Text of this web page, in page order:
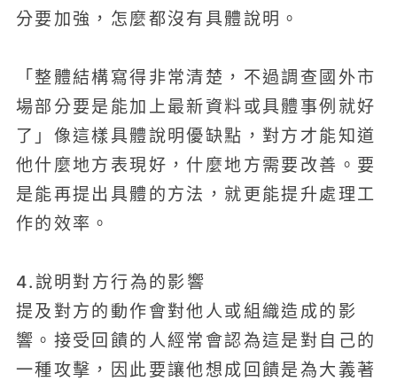
分要加強，怎麼都沒有具體說明。
「整體結構寫得非常清楚，不過調查國外市
場部分要是能加上最新資料或具體事例就好
了」像這樣具體說明優缺點，對方才能知道
他什麼地方表現好，什麼地方需要改善。要
是能再提出具體的方法，就更能提升處理工
作的效率。
4.說明對方行為的影響
提及對方的動作會對他人或組織造成的影
響。接受回饋的人經常會認為這是對自己的
一種攻擊，因此要讓他想成回饋是為大義著